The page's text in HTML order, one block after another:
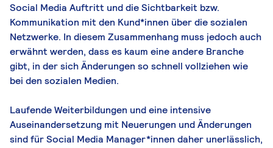
Social Media Auftritt und die Sichtbarkeit bzw.
Kommunikation mit den Kund*innen über die sozialen
Netzwerke. In diesem Zusammenhang muss jedoch auch
erwähnt werden, dass es kaum eine andere Branche
gibt, in der sich Änderungen so schnell vollziehen wie
bei den sozialen Medien.
Laufende Weiterbildungen und eine intensive
Auseinandersetzung mit Neuerungen und Änderungen
sind für Social Media Manager*innen daher unerlässlich,